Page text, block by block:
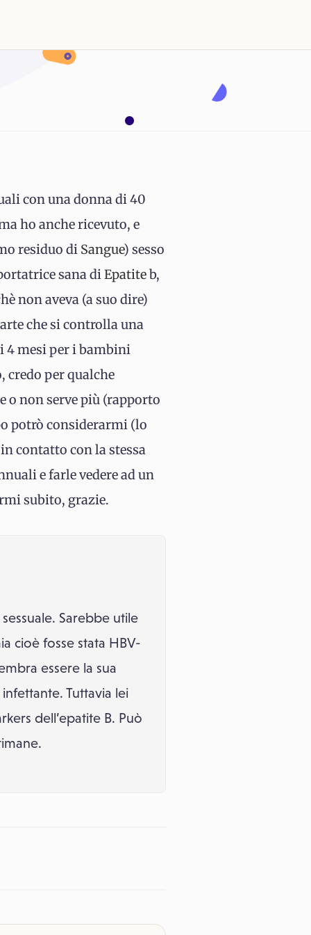
con una donna di 40
ho anche ricevuto, e
residuo di Sangue) sesso
sana diEpatiteb,
non aveva (a suo dire)
che si controlla una
4 mesi per i bambini
credo per qualche
o non serve più (rapporto
potrò considerarmi (lo
contatto con la stessa
e farle vedere ad un
subito, grazie.
Sarebbe utile
cioè fosse stata HBV-
essere la sua
Tuttavia lei
dell’epatite B. Può